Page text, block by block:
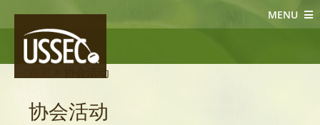
MENU
协会活动
> 协会活动
协会活动